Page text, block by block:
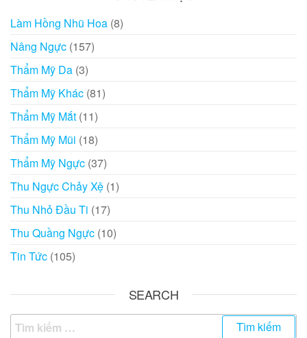
Làm Hồng Nhũ Hoa (8)
Nâng Ngực (157)
Thẩm Mỹ Da (3)
Thẩm Mỹ Khác (81)
Thẩm Mỹ Mắt (11)
Thẩm Mỹ Mũi (18)
Thẩm Mỹ Ngực (37)
Thu Ngực Chảy Xệ (1)
Thu Nhỏ Đầu Ti (17)
Thu Quầng Ngực (10)
Tin Tức (105)
SEARCH
Tìm